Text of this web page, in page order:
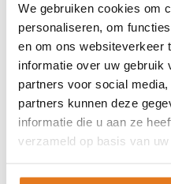
We gebruiken cookies om
personaliseren, om
en om ons websiteverkeer
informatie over uw gebruik
partners voor social
partners kunnen deze
informatie die u aan ze
verzameld op basis van
Controllers
CV haard
CV pellet kachels
Infrarood panelen
Hoge temperatuur
Kachels
Pellet aanvoersysteem